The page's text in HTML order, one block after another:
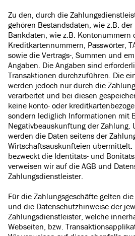
Zu den, durch die
gehören Bestandsdaten, wie z.B.
Bankdaten, wie z.B. Kontonummern
Kreditkartennummern, Passwörter,
sowie die Vertrags-, Summen und
Angaben. Die Angaben sind
Transaktionen durchzuführen. Die
werden jedoch nur durch die
verarbeitet und bei diesen
keine konto- oder
sondern lediglich Informationen mit
Negativbeauskunftung der Zahlung.
werden die Daten seitens der
Wirtschaftsauskunfteien übermittelt.
bezweckt die Identitäts- und
verweisen wir auf die AGB und
Zahlungsdienstleister.
Für die Zahlungsgeschäfte gelten
und die Datenschutzhinweise der
Zahlungsdienstleister, welche
Webseiten, bzw.